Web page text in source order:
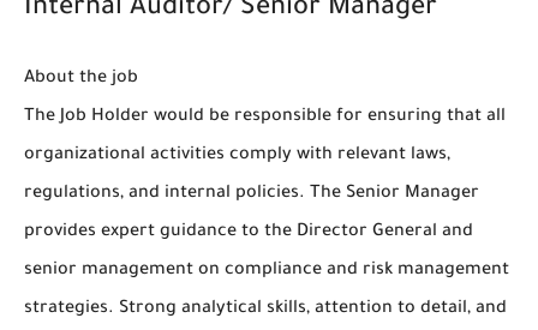
Internal Auditor/ Senior Manager
About the job
The Job Holder would be responsible for ensuring that all
organizational activities comply with relevant laws,
regulations, and internal policies. The Senior Manager
provides expert guidance to the Director General and
senior management on compliance and risk management
strategies. Strong analytical skills, attention to detail, and